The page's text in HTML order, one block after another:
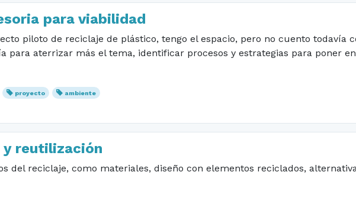
para viabilidad
piloto de reciclaje de plástico, tengo el espacio, pero no cuento todavía
para aterrizar más el tema, identificar procesos y estrategias para poner
proyecto ambiente
y reutilización
del reciclaje, como materiales, diseño con elementos reciclados,